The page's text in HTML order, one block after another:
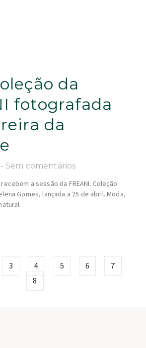
da
fotografada
da
Sem comentários
a sessão da FREANI. Coleção
Gomes, lançada a 25 de abril. Moda,
3 4 5 6
7
8